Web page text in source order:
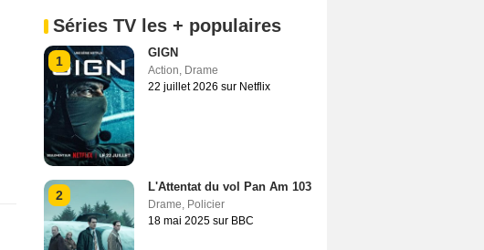
Séries TV les + populaires
1
GIGN
Action, Drame
22 juillet 2026 sur Netflix
2
L'Attentat du vol Pan Am 103
Drame, Policier
18 mai 2025 sur BBC